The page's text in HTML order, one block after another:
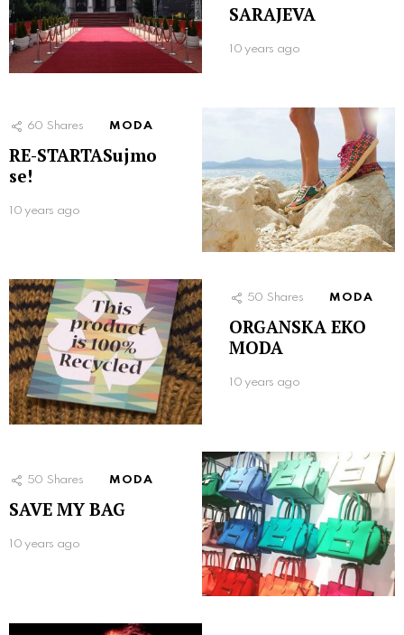
SARAJEVA
10 years ago
60 Shares MODA
RE-STARTASujmo
se!
10 years ago
50 Shares MODA
ORGANSKA EKO
MODA
10 years ago
50 Shares MODA
SAVE MY BAG
10 years ago